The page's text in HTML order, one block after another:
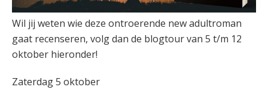
Wil jij weten wie deze ontroerende new adultroman
gaat recenseren, volg dan de blogtour van 5 t/m 12
oktober hieronder!
Zaterdag 5 oktober